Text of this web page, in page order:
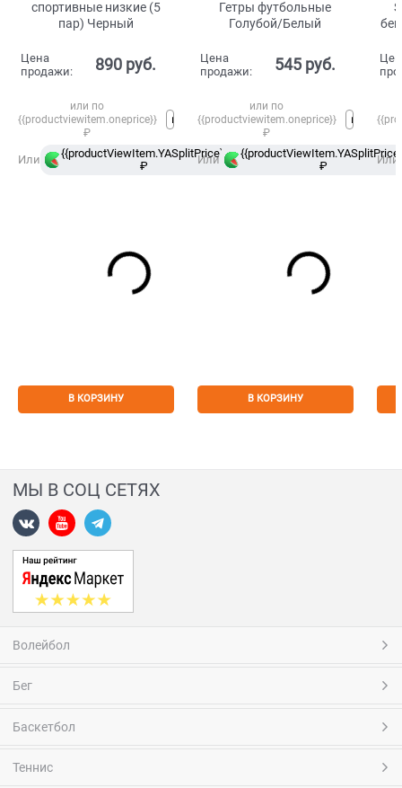
спортивные низкие (5
пар) Черный
Цена
продажи:
890 руб.
или по
{{productviewitem.oneprice}}
₽
Или
{{productViewItem.YASplitPrice}}
₽
в
Сплит
В КОРЗИНУ
Гетры футбольные
Голубой/Белый
Цена
продажи:
545 руб.
или по
{{productviewitem.oneprice}}
₽
Или
₽
В КОРЗИНУ
Или
МЫ В СОЦ СЕТЯХ
Волейбол
Бег
Баскетбол
Теннис